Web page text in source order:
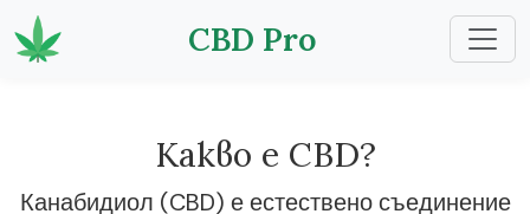
CBD Pro
Какво е CBD?
Канабидиол (CBD) е естествено съединение